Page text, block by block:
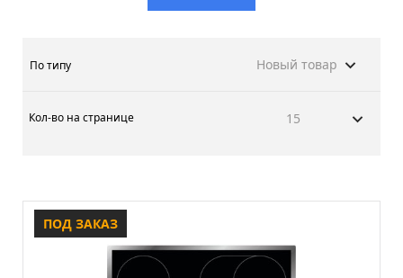
По типу Новый товар
Кол-во на странице 15
ПОД ЗАКАЗ